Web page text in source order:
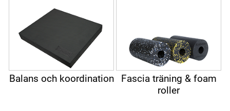
Balans och koordination
Fascia träning & foam
roller